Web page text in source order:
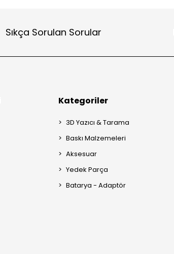
Sıkça Sorulan Sorular
Kategoriler
3D Yazıcı & Tarama
Baskı Malzemeleri
Aksesuar
Yedek Parça
Batarya - Adaptör